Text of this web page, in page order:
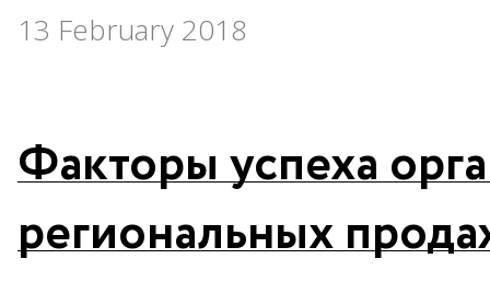
13 February 2018
Факторы успеха
региональных